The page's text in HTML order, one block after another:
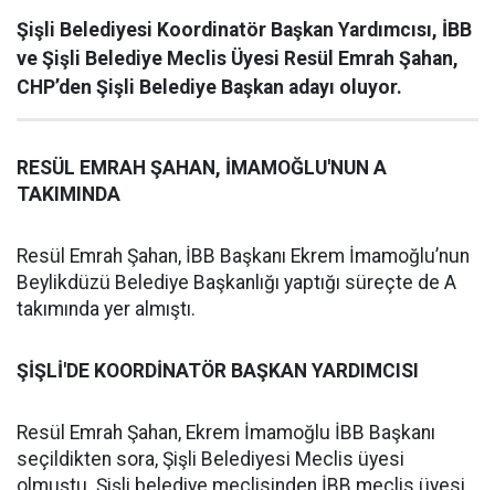
Şişli Belediyesi Koordinatör Başkan Yardımcısı, İBB
ve Şişli Belediye Meclis Üyesi Resül Emrah Şahan,
CHP’den Şişli Belediye Başkan adayı oluyor.
RESÜL EMRAH ŞAHAN, İMAMOĞLU'NUN A
TAKIMINDA
Resül Emrah Şahan, İBB Başkanı Ekrem İmamoğlu’nun
Beylikdüzü Belediye Başkanlığı yaptığı süreçte de A
takımında yer almıştı.
ŞİŞLİ'DE KOORDİNATÖR BAŞKAN YARDIMCISI
Resül Emrah Şahan, Ekrem İmamoğlu İBB Başkanı
seçildikten sora, Şişli Belediyesi Meclis üyesi
olmuştu. Şişli belediye meclisinden İBB meclis üyesi